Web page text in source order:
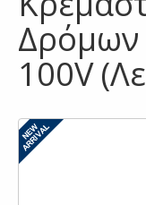
Δρόμων
100V